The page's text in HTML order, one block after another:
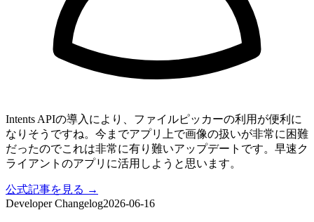
Intents APIの導入により、ファイルピッカーの利用が便利に
なりそうですね。今までアプリ上で画像の扱いが非常に困難
だったのでこれは非常に有り難いアップデートです。早速ク
ライアントのアプリに活用しようと思います。
公式記事を見る →
Developer Changelog2026-06-16